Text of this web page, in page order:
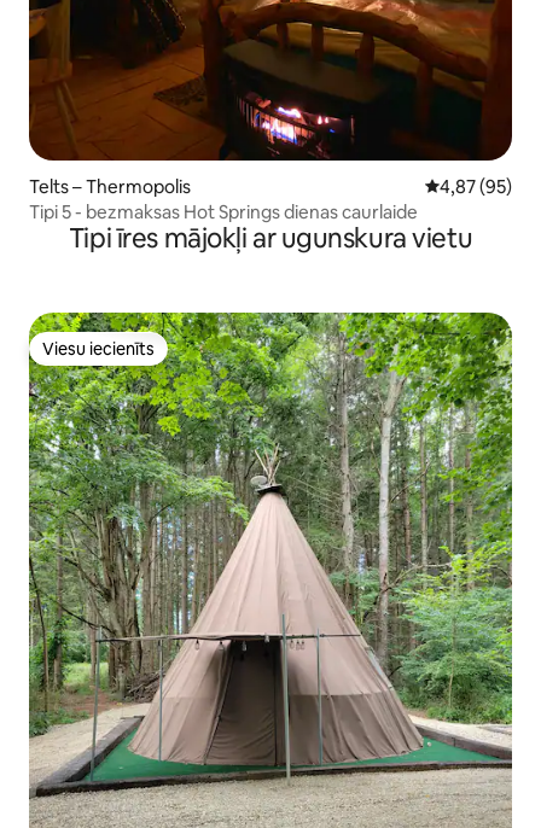
Telts – Thermopolis Vidējais
4,87 (95)
Tipi 5 - bezmaksas Hot Springs dienas caurlaide
Tipi īres mājokļi ar ugunskura vietu
Viesu iecienīts
Viesu iecienīts